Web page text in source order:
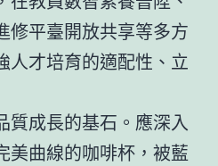
修平臺開放共享等多方
人才培育的適配性、立
質成長的基石。應深入
美曲線的咖啡杯，被藍